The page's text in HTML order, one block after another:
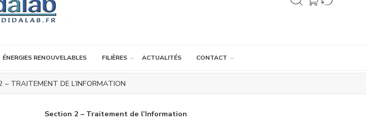
ÉNERGIES RENOUVELABLES FILIÈRES ACTUALITÉS CONTACT
– TRAITEMENT DE L’INFORMATION
Section 2 – Traitement de l’Information